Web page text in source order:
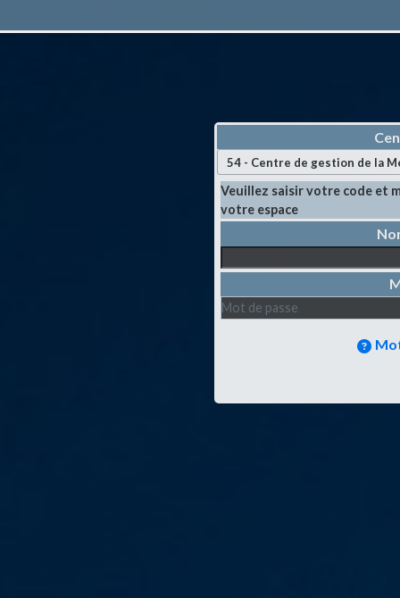
Veuillez saisir votre code et
votre espace